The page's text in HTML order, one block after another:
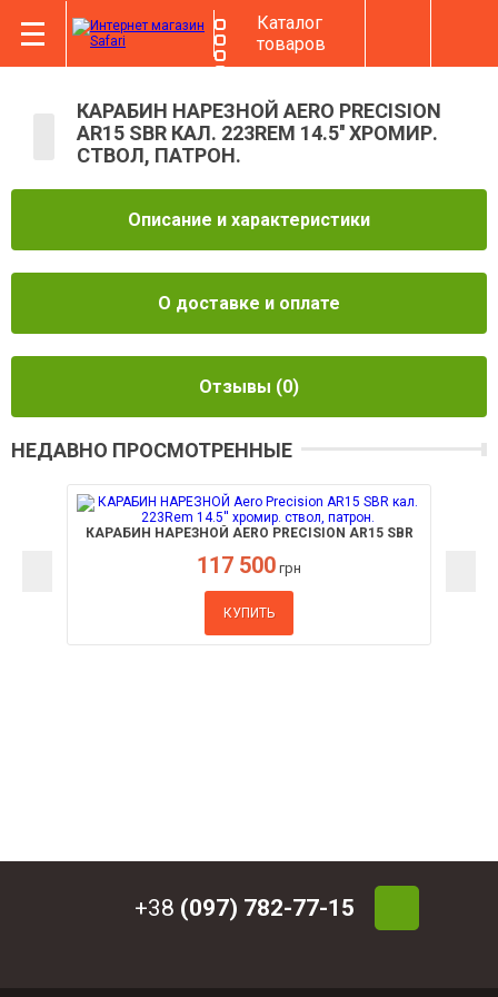
Каталог
товаров
КАРАБИН НАРЕЗНОЙ AERO PRECISION
АR15 SBR КАЛ. 223REM 14.5'' ХРОМИР.
СТВОЛ, ПАТРОН.
Описание и характеристики
О доставке и оплате
Отзывы (0)
НЕДАВНО ПРОСМОТРЕННЫЕ
КАРАБИН НАРЕЗНОЙ AERO PRECISION АR15 SBR
117 500 грн
КУПИТЬ
+38 (097) 782-77-15